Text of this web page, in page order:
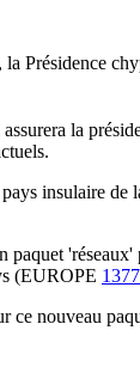
la Présidence
la
insulaire
(EUROPE
ce nouveau